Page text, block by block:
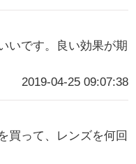
いです。良い効果が期
2019-04-25 09:07:38
買って、レンズを何回